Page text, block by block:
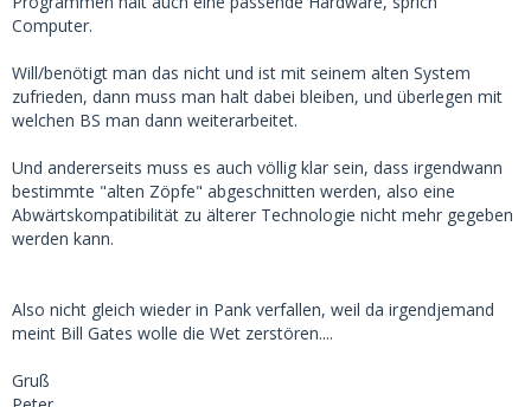
Computer.
Will/benötigt man das nicht und ist mit seinem alten System
zufrieden, dann muss man halt dabei bleiben, und überlegen mit
welchen BS man dann weiterarbeitet.
Und andererseits muss es auch völlig klar sein, dass irgendwann
bestimmte "alten Zöpfe" abgeschnitten werden, also eine
Abwärtskompatibilität zu älterer Technologie nicht mehr gegeben
werden kann.
Also nicht gleich wieder in Pank verfallen, weil da irgendjemand
meint Bill Gates wolle die Wet zerstören....
Gruß